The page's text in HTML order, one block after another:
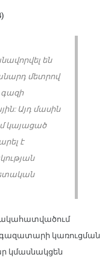
են
մետրով
գազի
Այդ մասին
կայացած
է
գազատարի կառուցման
կմասնակցեն